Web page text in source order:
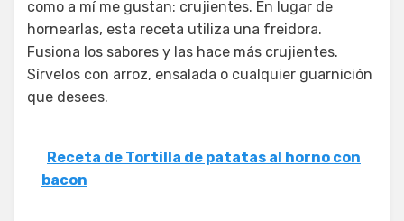
como a mí me gustan: crujientes. En lugar de
hornearlas, esta receta utiliza una freidora.
Fusiona los sabores y las hace más crujientes.
Sírvelos con arroz, ensalada o cualquier guarnición
que desees.
Receta de Tortilla de patatas al horno con
bacon